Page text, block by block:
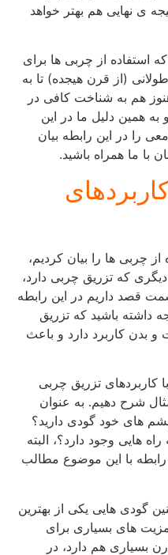
ی نهایی هم بهتر خواهد
از چربی ها برای
(از قرن هیجده) تا به
هم به شناخت کافی در
دلیل ما در این
در این رابطه بیان
ما همراه باشید.
چربی ها را بیان کردیم،
که تزریق چربی دارد،
قصد داریم در این رابطه
باشید که تزریق
کاربرد دارد و باعث
تزریق چربی
شرح دهیم. به عنوان
های خود گودی دارید؟
وجود دارد؟، البته
با این موضوع مطالب
هایی یکی از بهترین
های بسیاری برای
هم دارد، در